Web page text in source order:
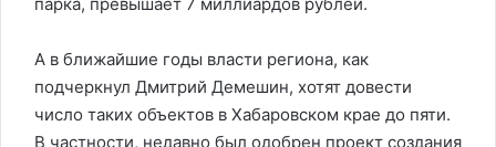
А в ближайшие годы власти региона, как
подчеркнул Дмитрий Демешин, хотят довести
число таких объектов в Хабаровском крае до пяти.
В частности, недавно был одобрен проект создания